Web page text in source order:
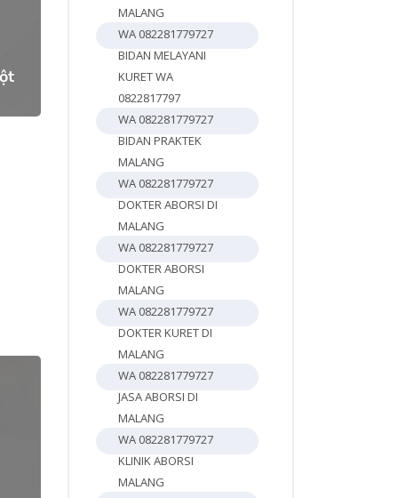
MALANG
WA 082281779727
BIDAN MELAYANI
KURET WA
0822817797
WA 082281779727
BIDAN PRAKTEK
MALANG
WA 082281779727
DOKTER ABORSI DI
MALANG
WA 082281779727
DOKTER ABORSI
MALANG
WA 082281779727
DOKTER KURET DI
MALANG
WA 082281779727
JASA ABORSI DI
MALANG
WA 082281779727
KLINIK ABORSI
MALANG